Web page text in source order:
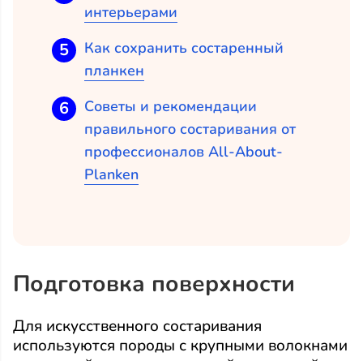
интерьерами
Как сохранить состаренный
планкен
Советы и рекомендации
правильного состаривания от
профессионалов All-About-
Planken
Подготовка поверхности
Для искусственного состаривания
используются породы с крупными волокнами